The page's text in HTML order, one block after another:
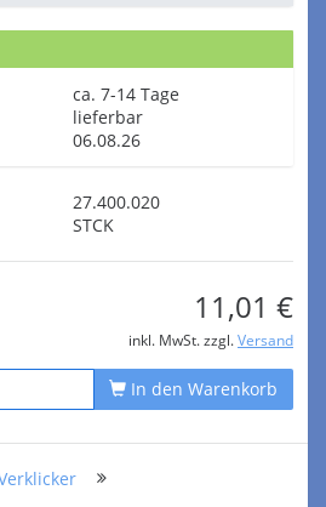
ca. 7-14 Tage
lieferbar
06.08.26
27.400.020
STCK
11,01 €
inkl. MwSt. zzgl. Versand
In den Warenkorb